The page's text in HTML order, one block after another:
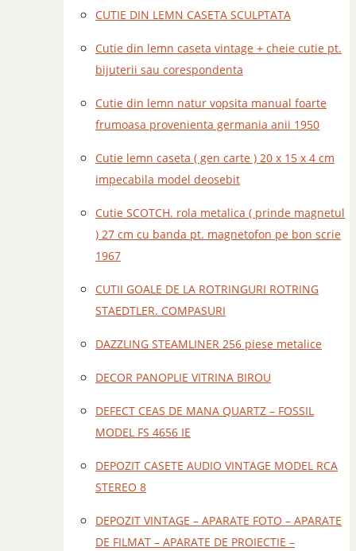
CUTIE DIN LEMN CASETA SCULPTATA
Cutie din lemn caseta vintage + cheie cutie pt.
bijuterii sau corespondenta
Cutie din lemn natur vopsita manual foarte
frumoasa provenienta germania anii 1950
Cutie lemn caseta ( gen carte ) 20 x 15 x 4 cm
impecabila model deosebit
Cutie SCOTCH. rola metalica ( prinde magnetul
) 27 cm cu banda pt. magnetofon pe bon scrie
1967
CUTII GOALE DE LA ROTRINGURI ROTRING
STAEDTLER. COMPASURI
DAZZLING STEAMLINER 256 piese metalice
DECOR PANOPLIE VITRINA BIROU
DEFECT CEAS DE MANA QUARTZ – FOSSIL
MODEL FS 4656 IE
DEPOZIT CASETE AUDIO VINTAGE MODEL RCA
STEREO 8
DEPOZIT VINTAGE – APARATE FOTO – APARATE
DE FILMAT – APARATE DE PROIECTIE –